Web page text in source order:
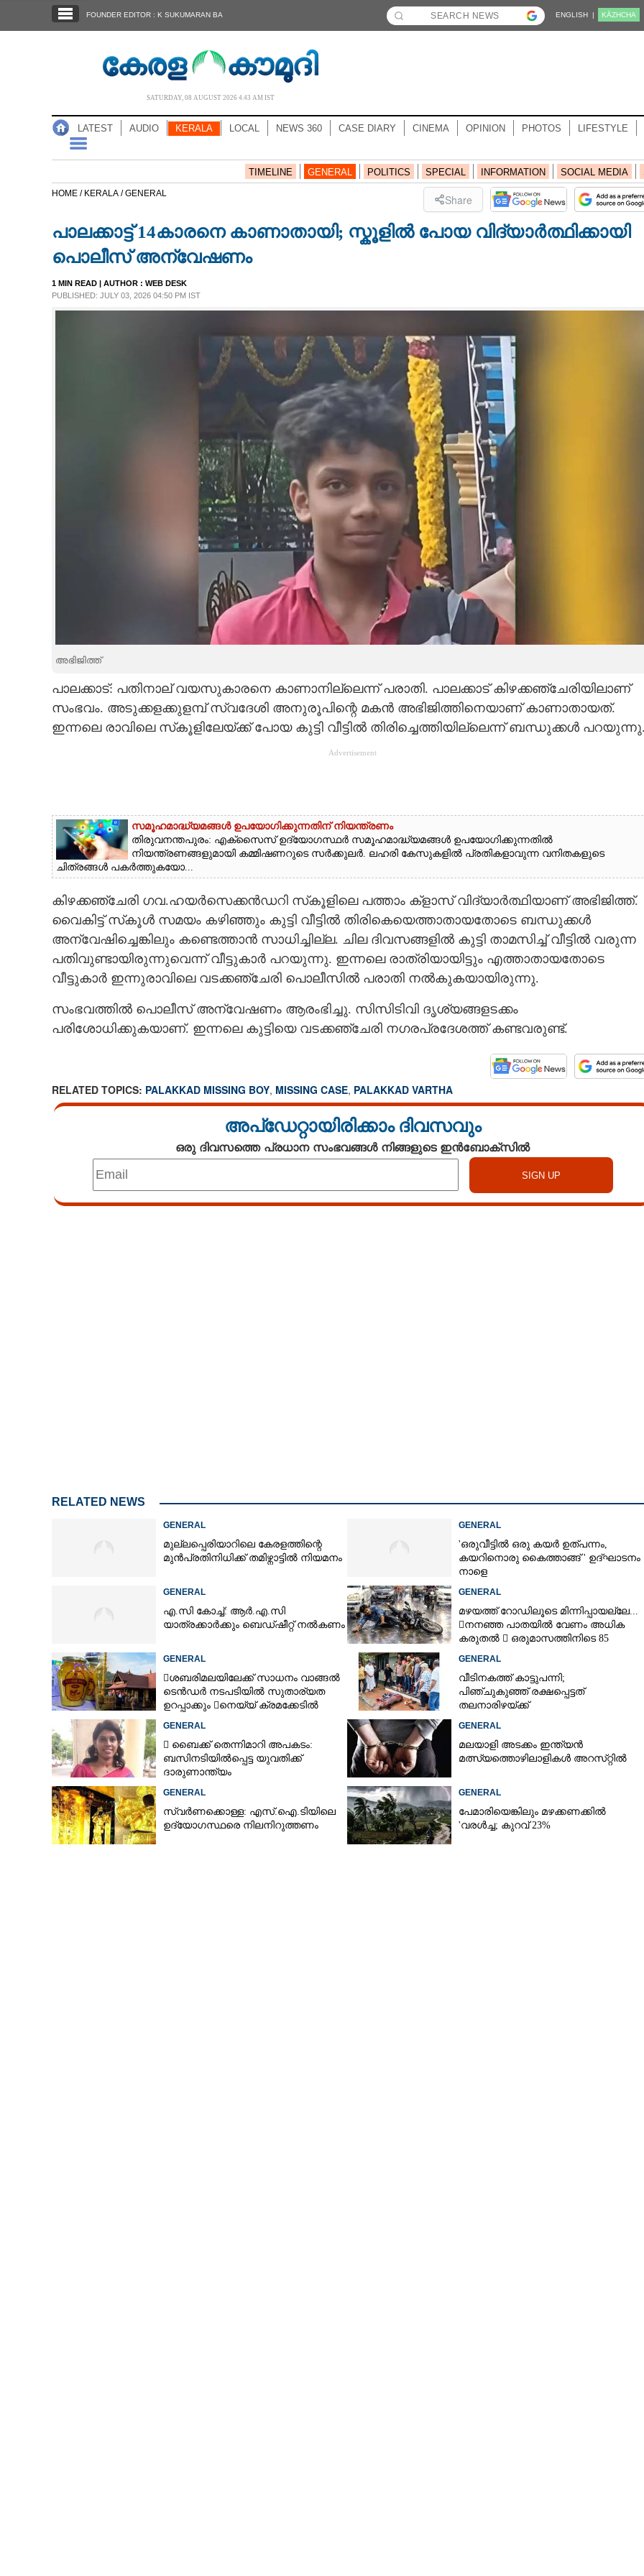
NOTIFIED NEWS
NEWS 360
CASE DIARY
LITERATURE
FOUNDER EDITOR : K SUKUMARAN BA ENGLISH | KĀZHCHA
SATURDAY, 08 AUGUST 2026 4.43 AM IST
LATEST AUDIO KERALA LOCAL NEWS 360 CASE DIARY CINEMA OPINION PHOTOS LIFESTYLE
TIMELINE GENERAL POLITICS SPECIAL INFORMATION SOCIAL MEDIA
HOME / KERALA /GENERAL Share
പാലക്കാട്ട് 14കാരനെ കാണാതായി; സ്കൂളിൽ പോയ വിദ്യാർത്ഥിക്കായി
പൊലീസ് അന്വേഷണം
1 MIN READ | AUTHOR : WEB DESK
PUBLISHED: JULY 03, 2026 04:50 PM IST
അഭിജിത്ത്
പാലക്കാട്: പതിനാല് വയസുകാരനെ കാണാനില്ലെന്ന് പരാതി. പാലക്കാട് കിഴക്കഞ്ചേരിയിലാണ്
സംഭവം. അടുക്കളക്കുളമ്പ് സ്വദേശി അനുരൂപിന്റെ മകൻ അഭിജിത്തിനെയാണ് കാണാതായത്.
ഇന്നലെ രാവിലെ സ്‌കൂളിലേയ്ക്ക് പോയ കുട്ടി വീട്ടിൽ തിരിച്ചെത്തിയില്ലെന്ന് ബന്ധുക്കൾ
Advertisement
സമൂഹമാദ്ധ്യമങ്ങൾ ഉപയോഗിക്കുന്നതിന് നിയന്ത്രണം
തിരുവനന്തപുരം: എക്സൈസ് ഉദ്യോഗസ്ഥർ സമൂഹമാദ്ധ്യമങ്ങൾ ഉപയോഗിക്കുന്നതിൽ
നിയന്ത്രണങ്ങളുമായി കമ്മിഷണറുടെ സർക്കുലർ. ലഹരി കേസുകളിൽ പ്രതികളാവുന്ന വനിതകളുടെ
ചിത്രങ്ങൾ പകർത്തുകയോ...
കിഴക്കഞ്ചേരി ഗവ.ഹയർസെക്കൻഡറി സ്‌കൂളിലെ പത്താം ക്ളാസ് വിദ്യാർത്ഥിയാണ് അഭിജിത്ത്.
വൈകിട്ട് സ്‌കൂൾ സമയം കഴിഞ്ഞും കുട്ടി വീട്ടിൽ തിരികെയെത്താതായതോടെ ബന്ധുക്കൾ
അന്വേഷിച്ചെങ്കിലും കണ്ടെത്താൻ സാധിച്ചില്ല. ചില ദിവസങ്ങളിൽ കുട്ടി താമസിച്ച് വീട്ടിൽ വരുന്ന
പതിവുണ്ടായിരുന്നുവെന്ന് വീട്ടുകാർ പറയുന്നു. ഇന്നലെ രാത്രിയായിട്ടും എത്താതായതോടെ
വീട്ടുകാർ ഇന്നുരാവിലെ വടക്കഞ്ചേരി പൊലീസിൽ പരാതി നൽകുകയായിരുന്നു.
സംഭവത്തിൽ പൊലീസ് അന്വേഷണം ആരംഭിച്ചു. സിസിടിവി ദൃശ്യങ്ങളടക്കം
പരിശോധിക്കുകയാണ്. ഇന്നലെ കുട്ടിയെ വടക്കഞ്ചേരി നഗരപ്രദേശത്ത് കണ്ടവരുണ്ട്.
RELATED TOPICS: PALAKKAD MISSING BOY, MISSING CASE, PALAKKAD VARTHA
അപ്ഡേറ്റായിരിക്കാം ദിവസവും
ഒരു ദിവസത്തെ പ്രധാന സംഭവങ്ങൾ നിങ്ങളുടെ ഇൻബോക്സിൽ
RELATED NEWS
GENERAL
മുല്ലപ്പെരിയാറിലെ കേരളത്തിന്റെ
മുൻപ്രതിനിധിക്ക് തമിഴ്നാട്ടിൽ നിയമനം
GENERAL
'ഒരുവീട്ടിൽ ഒരു കയർ ഉത്പന്നം,
കയറിനൊരു കൈത്താങ്ങ് ' ഉദ്ഘാടനം
നാളെ
GENERAL
എ.സി കോച്ച്: ആർ.എ.സി
യാത്രക്കാർക്കും ബെഡ്ഷീറ്റ് നൽകണം
GENERAL
മഴയത്ത് റോഡിലൂടെ മിന്നിപ്പായല്ലേ...
നനഞ്ഞ പാതയിൽ വേണം അധിക
കരുതൽ  ഒരുമാസത്തിനിടെ 85
GENERAL
ശബരിമലയിലേക്ക് സാധനം വാങ്ങൽ
ടെൻ‌ഡർ നടപടിയിൽ സുതാര്യത
ഉറപ്പാക്കും നെയ്യ് ക്രമക്കേടിൽ
GENERAL
വീടിനകത്ത് കാട്ടുപന്നി;
പിഞ്ചുകുഞ്ഞ് രക്ഷപ്പെട്ടത്
തലനാരിഴയ്ക്ക്
GENERAL
 ബൈക്ക് തെന്നിമാറി അപകടം:
ബസിനടിയിൽപ്പെട്ട യുവതിക്ക്
ദാരുണാന്ത്യം
GENERAL
മലയാളി അടക്കം ഇന്ത്യൻ
മത്സ്യത്തൊഴിലാളികൾ അറസ്‌റ്റിൽ
GENERAL
സ്വർണക്കൊള്ള: എസ്.ഐ.ടിയിലെ
ഉദ്യോഗസ്ഥരെ നിലനിറുത്തണം
GENERAL
പേമാരിയെങ്കിലും മഴക്കണക്കിൽ
'വരൾച്ച; കുറവ് 23%
സ്കൂളിൽ പോയ വിദ്യാർത്ഥിക്കായി
പൊലീസ് അന്വേഷണം
Share this link